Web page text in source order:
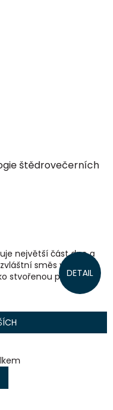
štědrovečerních
DETAIL
největší část dne a
směs veselí i
stvořenou pro